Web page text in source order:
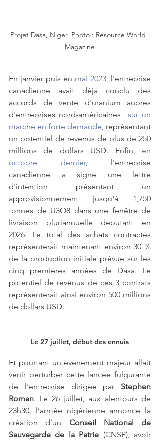
Projet Dasa, Niger. Photo : Resource World
Magazine
En janvier puis en mai 2023 , l'entreprise
canadienne avait déjà conclu des
accords de vente d'uranium auprès
d'entreprises nord-américaines sur un
marché en forte demande , représentant
un potentiel de revenus de plus de 250
millions de dollars USD. Enfin, en
octobre dernier, l'entreprise
canadienne a signé une lettre
d'intention présentant un
approvisionnement jusqu'à 1,750
tonnes de U3O8 dans une fenêtre de
livraison pluriannuelle débutant en
2026. Le total des achats contractés
représenterait maintenant environ 30 %
de la production initiale prévue sur les
cinq premières années de Dasa. Le
potentiel de revenus de ces 3 contrats
représenterait ainsi environ 500 millions
de dollars USD.
Le 27 juillet, début des ennuis
Et pourtant un événement majeur allait
venir perturber cette lancée fulgurante
de l'entreprise dirigée par Stephen
Roman. Le 26 juillet, aux alentours de
23h30, l’armée nigérienne annonce la
création d’un Conseil National de
Sauvegarde de la Patrie (CNSP), avoir